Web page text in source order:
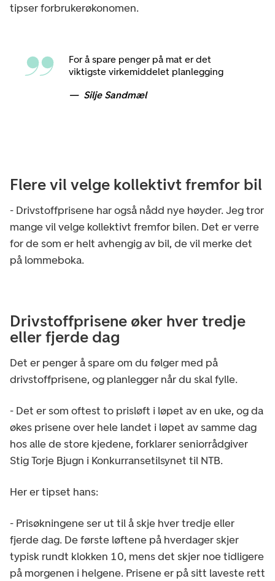
tipser forbrukerøkonomen.
For å spare penger på mat er det
viktigste virkemiddelet planlegging
Silje Sandmæl
Flere vil velge kollektivt fremfor bil
- Drivstoffprisene har også nådd nye høyder. Jeg tror
mange vil velge kollektivt fremfor bilen. Det er verre
for de som er helt avhengig av bil, de vil merke det
på lommeboka.
Drivstoffprisene øker hver tredje
eller fjerde dag
Det er penger å spare om du følger med på
drivstoffprisene, og planlegger når du skal fylle.
- Det er som oftest to prisløft i løpet av en uke, og da
økes prisene over hele landet i løpet av samme dag
hos alle de store kjedene, forklarer seniorrådgiver
Stig Torje Bjugn i Konkurransetilsynet til NTB.
Her er tipset hans:
- Prisøkningene ser ut til å skje hver tredje eller
fjerde dag. De første løftene på hverdager skjer
typisk rundt klokken 10, mens det skjer noe tidligere
på morgenen i helgene. Prisene er på sitt laveste rett